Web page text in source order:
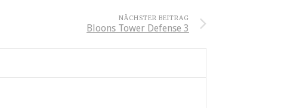
NÄCHSTER BEITRAG
Bloons Tower Defense 3